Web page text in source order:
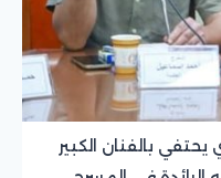
بالفنان الكبير